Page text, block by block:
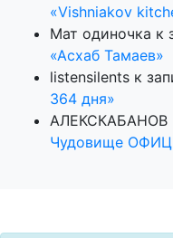
«Vishniakov
Мат одиночка к
«Асхаб Тамаев»
listensilents к
364 дня»
АЛЕКСКАБАНОВ
Чудовище